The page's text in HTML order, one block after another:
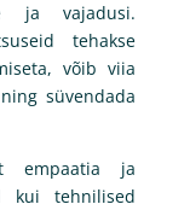
ja vajadusi.
tehakse
võib viia
süvendada
empaatia ja
kui tehnilised